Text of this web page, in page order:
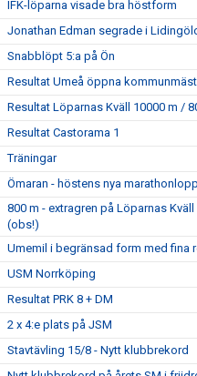
IFK-löparna visade bra höstform
Jonathan Edman segrade i
Snabblöpt 5:a på Ön
Resultat Umeå öppna
Resultat Löparnas Kväll 10000 m /
Resultat Castorama 1
Träningar
Ömaran - höstens nya marathonlopp
800 m - extragren på Löparnas
(obs!)
Umemil i begränsad form med fina
USM Norrköping
Resultat PRK 8 + DM
2 x 4:e plats på JSM
Stavtävling 15/8 - Nytt klubbrekord